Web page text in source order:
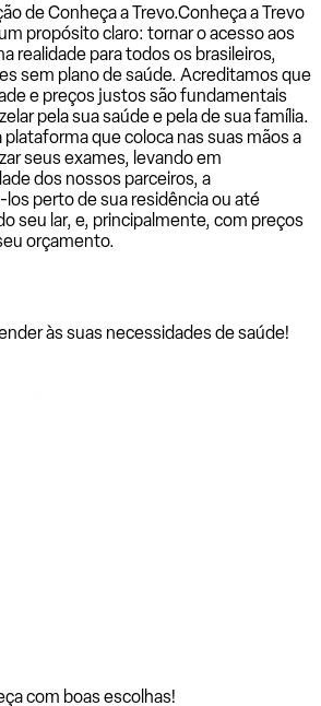
de Conheça a Trevo.Conheça a Trevo
propósito claro: tornar o acesso aos
realidade para todos os brasileiros,
sem plano de saúde. Acreditamos que
e preços justos são fundamentais
pela sua saúde e pela de sua família.
que coloca nas suas mãos a
seus exames, levando em
dos nossos parceiros, a
perto de sua residência ou até
seu lar, e, principalmente, com preços
orçamento.
às suas necessidades de saúde!
com boas escolhas!